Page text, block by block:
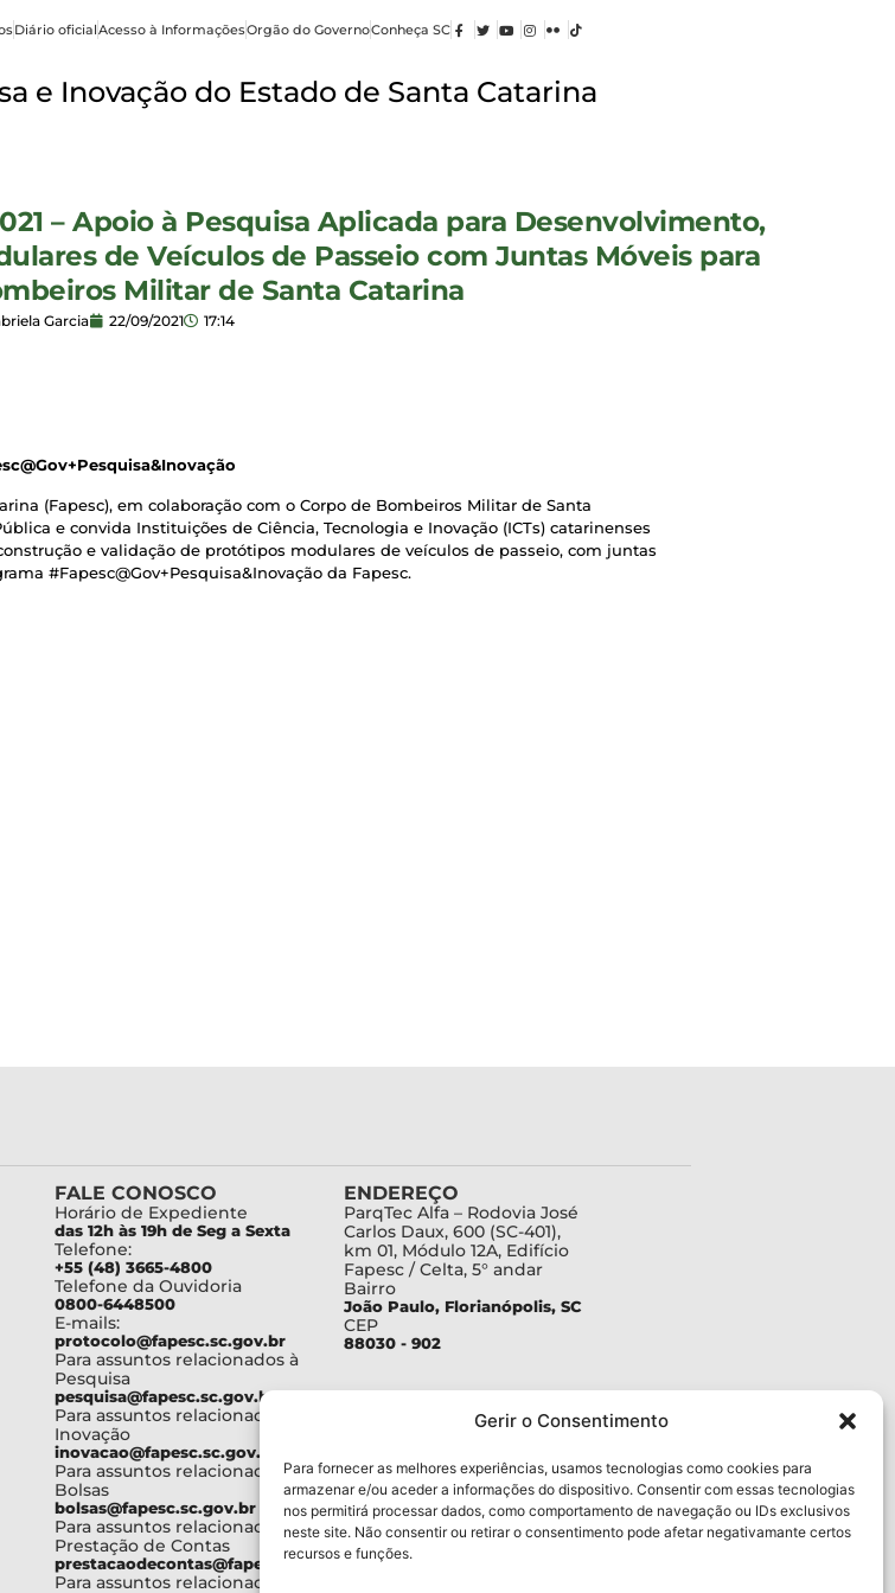
Gerir o Consentimento
Para fornecer as melhores experiências, usamos tecnologias como cookies para
armazenar e/ou aceder a informações do dispositivo. Consentir com essas tecnologias
nos permitirá processar dados, como comportamento de navegação ou IDs exclusivos
neste site. Não consentir ou retirar o consentimento pode afetar negativamante certos
recursos e funções.
Diário oficialAcesso à InformaçõesOrgão do GovernoConheça SC
e Inovação do Estado de Santa Catarina
– Apoio à Pesquisa Aplicada para Desenvolvimento,
de Veículos de Passeio com Juntas Móveis para
Militar de Santa Catarina
Garcia 22/09/2021 17:14
(Fapesc), em colaboração com o Corpo de Bombeiros Militar de Santa
e convida Instituições de Ciência, Tecnologia e Inovação (ICTs) catarinenses
e validação de protótipos modulares de veículos de passeio, com juntas
#Fapesc@Gov+Pesquisa&Inovação da Fapesc.
FALE CONOSCO
Horário de Expediente
das 12h às 19h de Seg a Sexta
Telefone:
+55 (48) 3665-4800
Telefone da Ouvidoria
0800-6448500
E-mails:
protocolo@fapesc.sc.gov.br
Para assuntos relacionados à
Pesquisa
pesquisa@fapesc.sc.gov.br
Para assuntos relacionados à
Inovação
inovacao@fapesc.sc.gov.br
Para assuntos relacionados à
Bolsas
bolsas@fapesc.sc.gov.br
Para assuntos relacionados à
Prestação de Contas
prestacaodecontas@fapesc.sc.gov.br
Para assuntos relacionados à
ENDEREÇO
ParqTec Alfa – Rodovia José
Carlos Daux, 600 (SC-401),
km 01, Módulo 12A, Edifício
Fapesc / Celta, 5° andar
Bairro
João Paulo, Florianópolis, SC
CEP
88030 - 902